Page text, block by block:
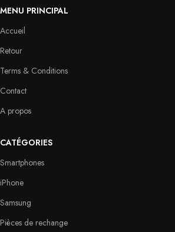
MENU PRINCIPAL
Accueil
Retour
Terms & Conditions
Contact
A propos
CATÉGORIES
Smartphones
iPhone
Samsung
Pièces de rechange